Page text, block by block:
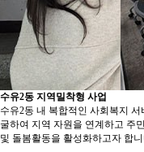
수유2동 지역밀착형 사업
수유2동 내 복합적인 사회복지
굴하여 지역 자원을 연계하고 주
및 돌봄활동을 활성화하고자 합